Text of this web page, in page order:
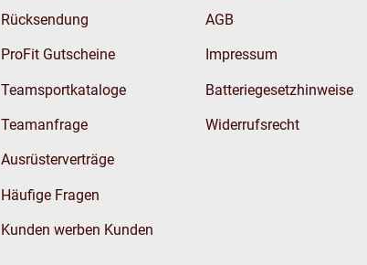
Rücksendung
ProFit Gutscheine
Teamsportkataloge
Teamanfrage
Ausrüsterverträge
Häufige Fragen
Kunden werben Kunden
AGB
Impressum
Batteriegesetzhinweise
Widerrufsrecht